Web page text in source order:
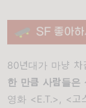
80년대가 마냥 차
한 만큼 사람들은
영화 <E.T.>, <고